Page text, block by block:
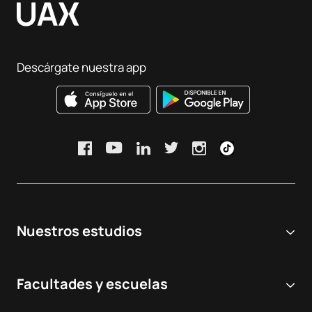
Nuestros estudios
Grados Universitarios
Facultades y escuelas
Descárgate nuestra app